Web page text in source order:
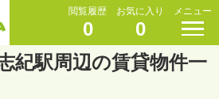
閲覧履歴
0
お気に入り
0
メニュー
紀駅周辺の賃貸物件一